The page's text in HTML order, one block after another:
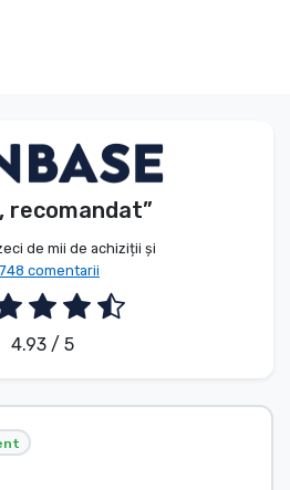
recomandat”
de mii de achiziții și
comentarii
4.93 / 5